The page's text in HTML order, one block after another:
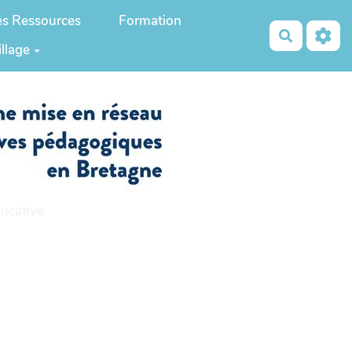
Ressources
Formation